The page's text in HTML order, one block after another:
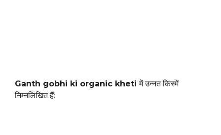
Ganth gobhi ki organic khetiमें उन्नत किस्में
निम्नलिखित हैं: